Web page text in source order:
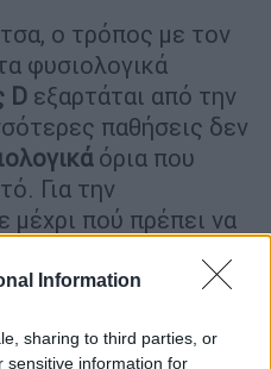
Information
sharing to third parties, or
sensitive information for
ο τρόπος με τον
φυσιολογικά
D εξαρτάται από την
παθήσεις δεν
όρια που
Για την
πού πρέπει να
το ίδιο για τον
ότι δεν